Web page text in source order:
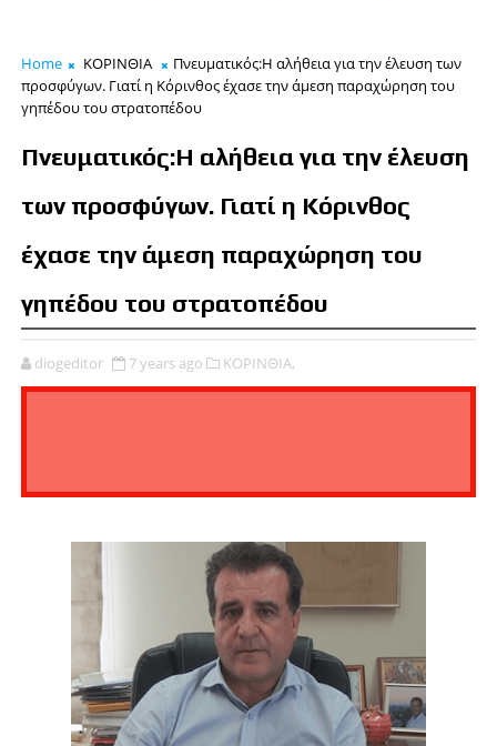
Home ΚΟΡΙΝΘΙΑ
Πνευματικός:Η αλήθεια για την έλευση των
προσφύγων. Γιατί η Κόρινθος έχασε την άμεση παραχώρηση του
γηπέδου του στρατοπέδου
Πνευματικός:Η αλήθεια για την έλευση
των προσφύγων. Γιατί η Κόρινθος
έχασε την άμεση παραχώρηση του
γηπέδου του στρατοπέδου
diogeditor 7 years ago ΚΟΡΙΝΘΙΑ,